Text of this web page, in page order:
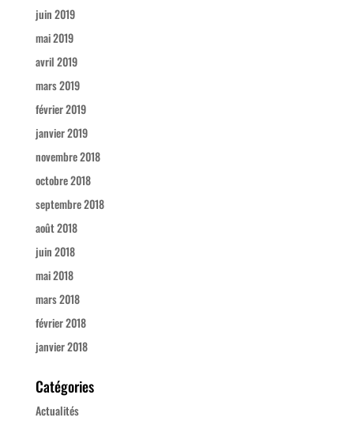
juin 2019
mai 2019
avril 2019
mars 2019
février 2019
janvier 2019
novembre 2018
octobre 2018
septembre 2018
août 2018
juin 2018
mai 2018
mars 2018
février 2018
janvier 2018
Catégories
Actualités